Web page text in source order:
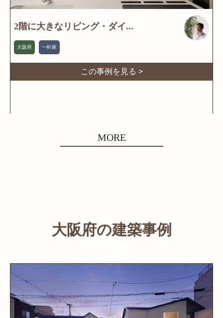
2階に大きなリビング・ダイ...
大阪府 一軒家
この事例を見る >
MORE
大阪府の建築事例